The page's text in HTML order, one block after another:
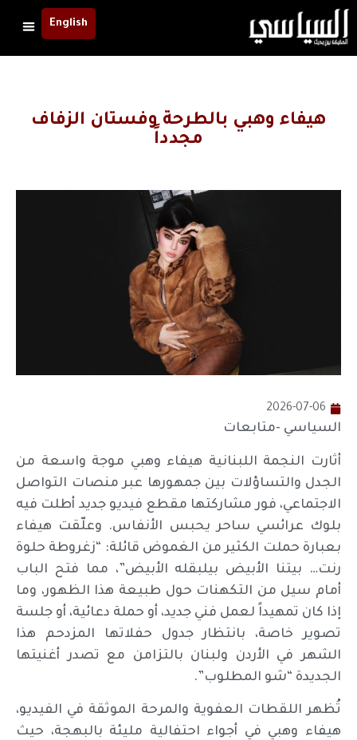
English
هيفاء وهبي بالطرحة وفستان الزفاف
مجدداً
2026-07-06
السياسي -متابعات
أثارت النجمة اللبنانية هيفاء وهبي موجة واسعة من
الجدل والتساؤلات بين جمهورها عبر منصات التواصل
الاجتماعي، فور مشاركتها مقطع فيديو جديد أطلت فيه
بلوك عرائسي ساحر يحبس الأنفاس. وعلّقت هيفاء
بعبارة حملت الكثير من الغموض قائلة: “زغروطة حلوة
رنت… بيتنا الأبيض بيلبقله الأبيض”، مما فتح الباب
أمام سيل من التكهنات حول طبيعة هذا الظهور، وما
إذا كان تمهيداً لعمل فني جديد، أو حملة دعائية، أو جلسة
تصوير خاصة، بانتظار جدول حفلاتها المزدحم هذا
الشهر في الأردن ولبنان بالتزامن مع تصدر أغنيتها
الجديدة “شو المطلوب”.
تُظهر اللقطات العفوية والمرحة الموثقة في الفيديو،
هيفاء وهبي في أجواء احتفالية مليئة بالبهجة، حيث